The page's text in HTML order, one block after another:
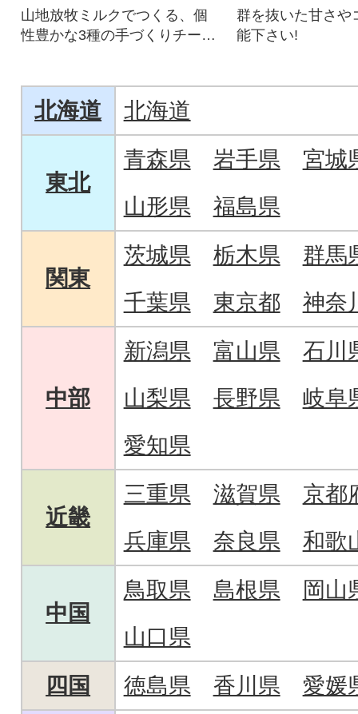
山地放牧ミルクでつくる、個
性豊かな3種の手づくりチーズ
群を抜いた甘さや
能下さい!
北海道 北海道
東北
青森県 岩手県
宮城
山形県
福島県
関東
茨城県 栃木県
群馬
千葉県
東京都 神奈
中部
新潟県 富山県
石川
山梨県
長野県
岐阜
愛知県
近畿
三重県 滋賀県
京都
兵庫県
奈良県 和歌
中国
鳥取県 島根県
岡山
山口県
四国
徳島県 香川県 愛媛